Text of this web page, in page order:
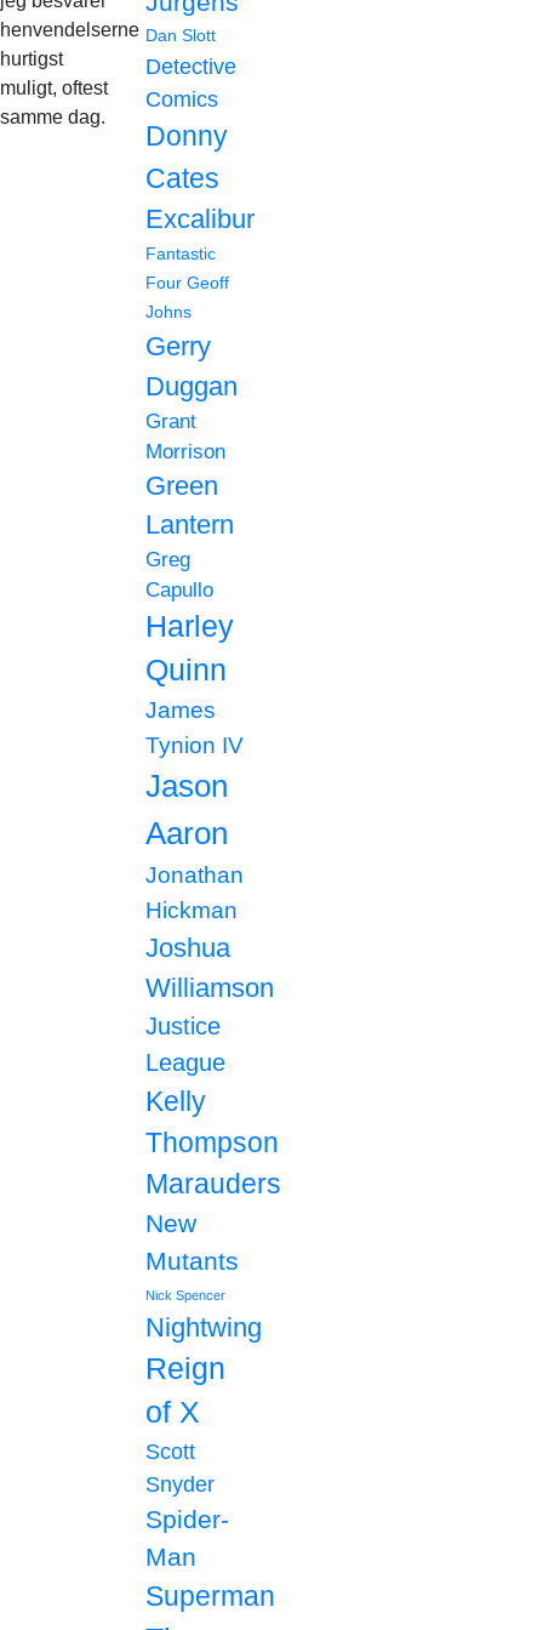
henvendelserne
hurtigst
muligt, oftest
samme dag.
Dan Slott
Detective
Comics
Donny
Cates
Excalibur
Fantastic
Four Geoff
Johns
Gerry
Duggan
Grant
Morrison
Green
Lantern
Greg
Capullo
Harley
Quinn
James
Tynion IV
Jason
Aaron
Jonathan
Hickman
Joshua
Williamson
Justice
League
Kelly
Thompson
Marauders
New
Mutants
Nick Spencer
Nightwing
Reign
of X
Scott
Snyder
Spider-
Man
Superman